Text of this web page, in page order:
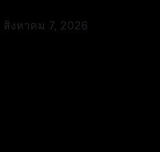
สิงหาคม 7, 2026